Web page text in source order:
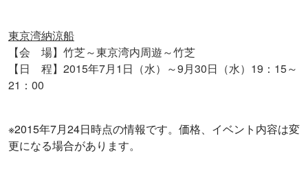
東京湾納涼船
【会 場】竹芝～東京湾内周遊～竹芝
【日 程】2015年7月1日（水）～9月30日（水）19：15～
21：00
※2015年7月24日時点の情報です。価格、イベント内容は変
更になる場合があります。